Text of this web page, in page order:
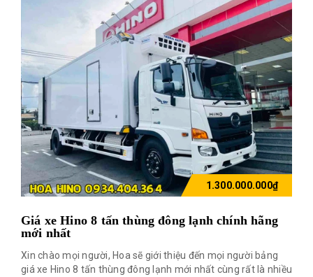
1.300.000.000₫
Giá xe Hino 8 tấn thùng đông lạnh chính hãng
mới nhất
Xin chào mọi người, Hoa sẽ giới thiệu đến mọi người bảng
giá xe Hino 8 tấn thùng đông lạnh mới nhất cùng rất là nhiều